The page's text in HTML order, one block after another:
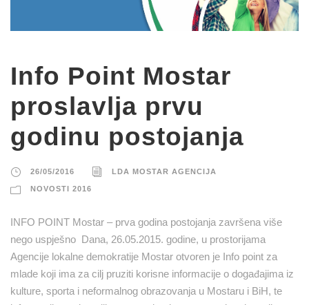
Info Point Mostar
proslavlja prvu
godinu postojanja
26/05/2016 LDA MOSTAR AGENCIJA
NOVOSTI 2016
INFO POINT Mostar – prva godina postojanja završena više
nego uspješno Dana, 26.05.2015. godine, u prostorijama
Agencije lokalne demokratije Mostar otvoren je Info point za
mlade koji ima za cilj pruziti korisne informacije o događajima iz
kulture, sporta i neformalnog obrazovanja u Mostaru i BiH, te